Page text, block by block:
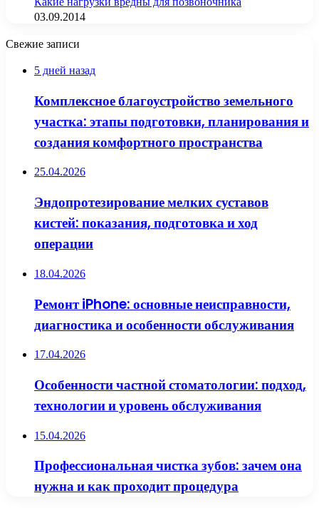
03.09.2014
Свежие записи
5 дней назад
Комплексное благоустройство земельного
участка: этапы подготовки, планирования и
создания комфортного пространства
25.04.2026
Эндопротезирование мелких суставов
кистей: показания, подготовка и ход
операции
18.04.2026
Ремонт iPhone: основные неисправности,
диагностика и особенности обслуживания
17.04.2026
Особенности частной стоматологии: подход,
технологии и уровень обслуживания
15.04.2026
Профессиональная чистка зубов: зачем она
нужна и как проходит процедура